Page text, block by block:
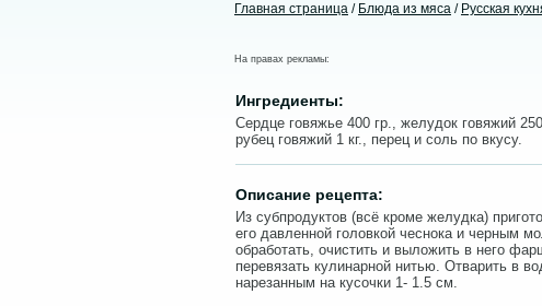
Главная страница / Блюда из мяса / Русская
На правах рекламы:
Ингредиенты:
Сердце говяжье 400 гр., желудок говяжий
рубец говяжий 1 кг., перец и соль по вкусу.
Описание рецепта:
Из субпродуктов (всё кроме желудка)
его давленной головкой чеснока и черным
обработать, очистить и выложить в него
перевязать кулинарной нитью. Отварить в
нарезанным на кусочки 1- 1.5 см.